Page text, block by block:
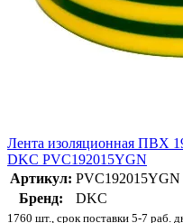
Лента изоляционная ПВХ
DKC PVC192015YGN
Артикул: PVC192015YGN
Бренд:
DKC
1760 шт., срок поставки 5-7 раб.